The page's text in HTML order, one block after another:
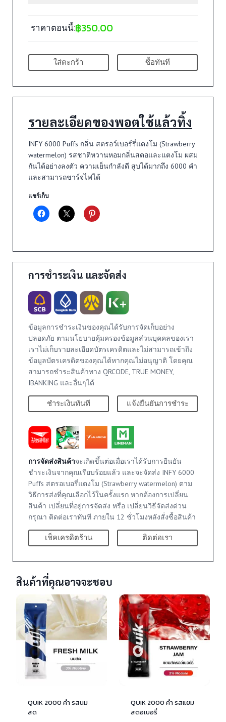
ราคาตอนนี้:฿350.00
ใส่ตะกร้า ซื้อทันที
รายละเอียดของพอตใช้แล้วทิ้ง
INFY 6000 Puffs กลิ่น สตรอว์เบอร์รี่แตงโม (Strawberry
watermelon) รสชาติหวานหอมกลิ่นสตอและแตงโม ผสม
กันได้อย่างลงตัว ความเย็นกำลังดี สูบได้มากถึง 6000 คำ
และสามารถชาร์จไฟได้
แชร์เก็บ
การชำระเงิน และจัดส่ง
ข้อมูลการชำระเงินของคุณได้รับการจัดเก็บอย่าง
ปลอดภัย ตามนโยบายคุ้มครองข้อมูลส่วนบุคคลของเรา
เราไม่เก็บรายละเอียดบัตรเครดิตและไม่สามารถเข้าถึง
ข้อมูลบัตรเครดิตของคุณได้หากคุณไม่อนุญาติ โดยคุณ
สามารถชำระสินค้าทาง QRCODE, TRUE MONEY,
IBANKING และอื่นๆได้
ชำระเงินทันที แจ้งยืนยันการชำระ
การจัดส่งสินค้าจะเกิดขึ้นต่อเมื่อเราได้รับการยืนยัน
ชำระเงินจากคุณเรียบร้อยแล้ว และจะจัดส่ง INFY 6000
Puffs สตรอเบอรี่แตงโม (Strawberry watermelon) ตาม
วิธีการส่งที่คุณเลือกไว้ในครั้งแรก หากต้องการเปลี่ยน
สินค้า เปลี่ยนที่อยู่การจัดส่ง หรือ เปลี่ยนวิธีจัดส่งด่วน
กรุณา ติดต่อเราทันที ภายใน 12 ชั่วโมงหลังสั่งซื้อสินค้า
เช็คเครดิตร้าน ติดต่อเรา
สินค้าที่คุณอาจจะชอบ
QUIK 2000 คำ รสนม
สด
QUIK 2000 คำ รสแยม
สตอเบอรี่